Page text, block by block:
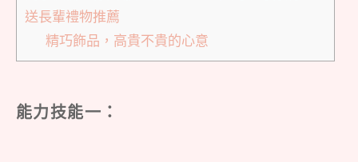
送長輩禮物推薦
精巧飾品，高貴不貴的心意
能力技能一：